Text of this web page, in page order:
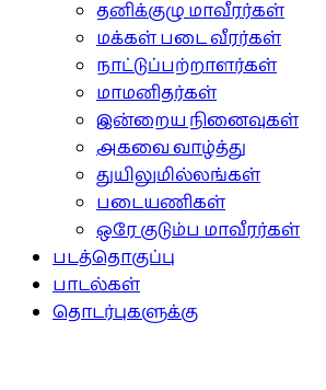
தனிக்குழு மாவீரர்கள்
மக்கள் படை வீரர்கள்
நாட்டுப்பற்றாளர்கள்
மாமனிதர்கள்
இன்றைய நினைவுகள்
அகவை வாழ்த்து
துயிலுமில்லங்கள்
படையணிகள்
ஒரே குடும்ப மாவீரர்கள்
படத்தொகுப்பு
பாடல்கள்
தொடர்புகளுக்கு